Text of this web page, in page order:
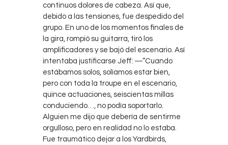
continuos dolores de cabeza. Así que,
debido a las tensiones, fue despedido del
grupo. En uno de los momentos finales de
la gira, rompió su guitarra, tiró los
amplificadores y se bajó del escenario. Así
intentaba justificarse Jeff: ―”Cuando
estábamos solos, solíamos estar bien,
pero con toda la troupe en el escenario,
quince actuaciones, seiscientas millas
conduciendo…, no podía soportarlo.
Alguien me dijo que debería de sentirme
orgulloso, pero en realidad no lo estaba.
Fue traumático dejar a los Yardbirds,